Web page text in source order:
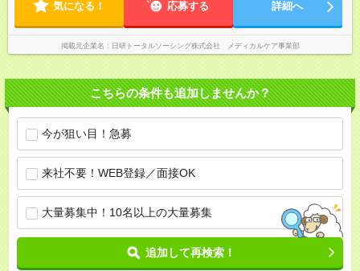
気になる！ 応募する 詳細へ
掲載元企業名 日研トータルソーシング株式会社 メディカルケア事業部
こちらの条件も追加しませんか？
今が狙い目！急募
来社不要！WEB登録／面接OK
大量募集中！10名以上の大量募集
追加して再検索！